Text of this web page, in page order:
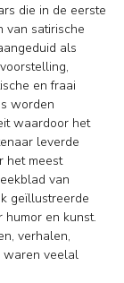
die in de eerste
van satirische
als
en fraai
worden
waardoor het
leverde
het meest
van
geïllustreerde
en kunst.
verhalen,
waren veelal